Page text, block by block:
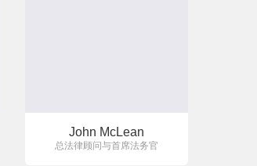
John McLean
总法律顾问与首席法务官